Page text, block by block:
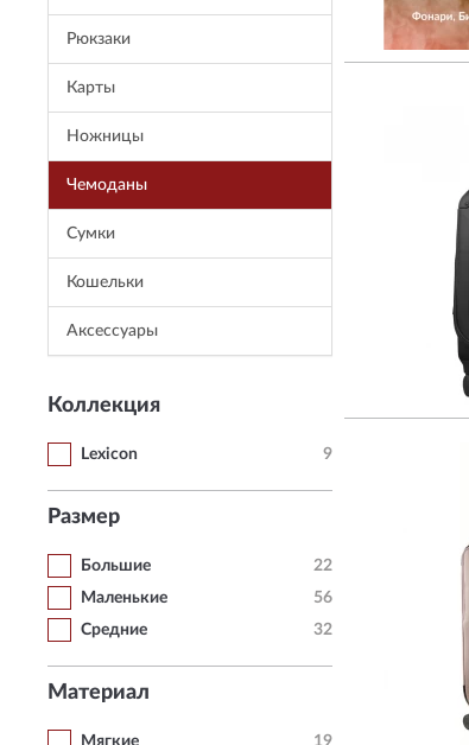
Рюкзаки
Карты
Ножницы
Чемоданы
Сумки
Кошельки
Aксессуары
Коллекция
Lexicon 9
Размер
Большие
22
Маленькие
56
Средние
32
Материал
Мягкие
19